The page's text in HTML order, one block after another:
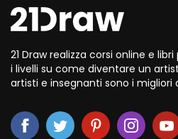
21 Draw realizza corsi online e
i livelli su come diventare un
artisti e insegnanti sono i migliori